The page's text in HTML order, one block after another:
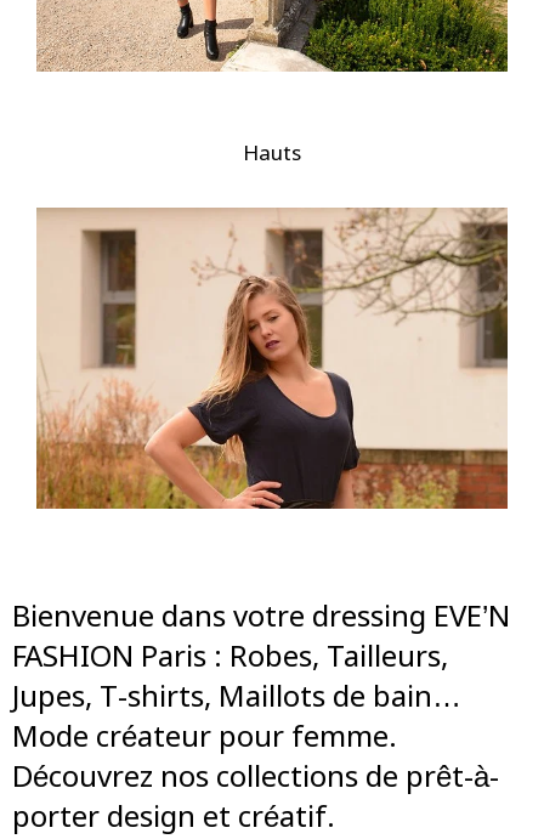
Hauts
Bienvenue dans votre dressing EVE’N
FASHION Paris : Robes, Tailleurs,
Jupes, T-shirts, Maillots de bain…
Mode créateur pour femme.
Découvrez nos collections de prêt-à-
porter design et créatif.